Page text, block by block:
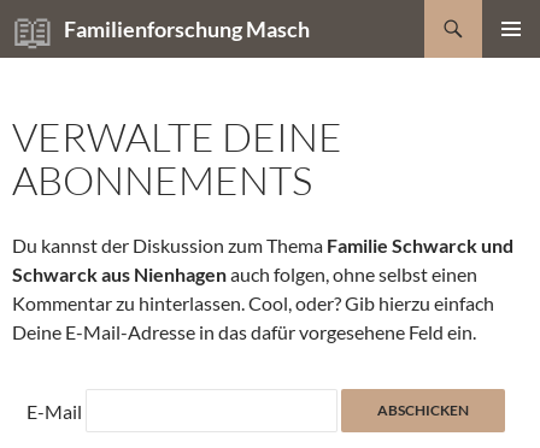
Zum
Inhalt
Familienforschung Masch
Suchen
VERWALTE DEINE
ABONNEMENTS
Du kannst der Diskussion zum Thema Familie Schwarck und
Schwarck aus Nienhagenauch folgen, ohne selbst einen
Kommentar zu hinterlassen. Cool, oder? Gib hierzu einfach
Deine E-Mail-Adresse in das dafür vorgesehene Feld ein.
E-Mail